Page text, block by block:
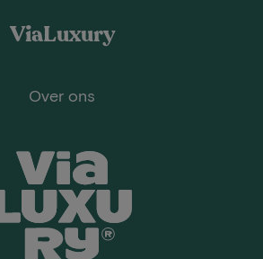
ViaLuxury
Over ons